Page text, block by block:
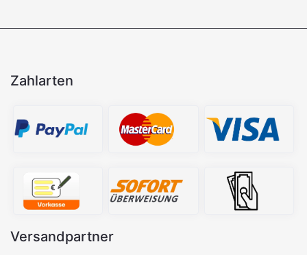
Zahlarten
Versandpartner